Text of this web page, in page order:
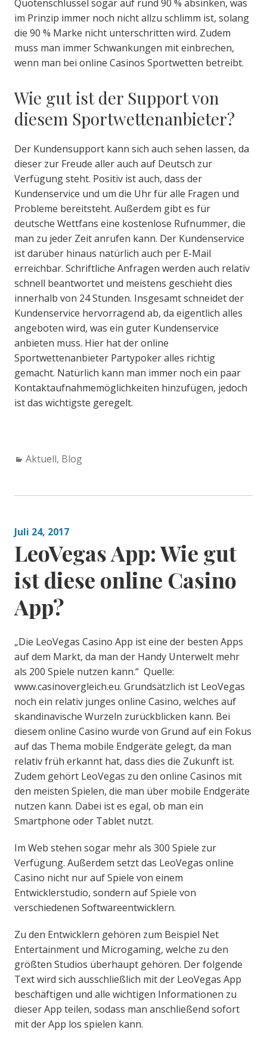
Quotenschlüssel sogar auf rund 90 % absinken, was
im Prinzip immer noch nicht allzu schlimm ist, solang
die 90 % Marke nicht unterschritten wird. Zudem
muss man immer Schwankungen mit einbrechen,
wenn man bei online Casinos Sportwetten betreibt.
Wie gut ist der Support von
diesem Sportwettenanbieter?
Der Kundensupport kann sich auch sehen lassen, da
dieser zur Freude aller auch auf Deutsch zur
Verfügung steht. Positiv ist auch, dass der
Kundenservice und um die Uhr für alle Fragen und
Probleme bereitsteht. Außerdem gibt es für
deutsche Wettfans eine kostenlose Rufnummer, die
man zu jeder Zeit anrufen kann. Der Kundenservice
ist darüber hinaus natürlich auch per E-Mail
erreichbar. Schriftliche Anfragen werden auch relativ
schnell beantwortet und meistens geschieht dies
innerhalb von 24 Stunden. Insgesamt schneidet der
Kundenservice hervorragend ab, da eigentlich alles
angeboten wird, was ein guter Kundenservice
anbieten muss. Hier hat der online
Sportwettenanbieter Partypoker alles richtig
gemacht. Natürlich kann man immer noch ein paar
Kontaktaufnahmemöglichkeiten hinzufügen, jedoch
ist das wichtigste geregelt.
Categories:
Aktuell, Blog
Juli 24, 2017
LeoVegas App: Wie gut
ist diese online Casino
App?
„Die LeoVegas Casino App ist eine der besten Apps
auf dem Markt, da man der Handy Unterwelt mehr
als 200 Spiele nutzen kann.“ Quelle:
www.casinovergleich.eu. Grundsätzlich ist LeoVegas
noch ein relativ junges online Casino, welches auf
skandinavische Wurzeln zurückblicken kann. Bei
diesem online Casino wurde von Grund auf ein Fokus
auf das Thema mobile Endgeräte gelegt, da man
relativ früh erkannt hat, dass dies die Zukunft ist.
Zudem gehört LeoVegas zu den online Casinos mit
den meisten Spielen, die man über mobile Endgeräte
nutzen kann. Dabei ist es egal, ob man ein
Smartphone oder Tablet nutzt.
Im Web stehen sogar mehr als 300 Spiele zur
Verfügung. Außerdem setzt das LeoVegas online
Casino nicht nur auf Spiele von einem
Entwicklerstudio, sondern auf Spiele von
verschiedenen Softwareentwicklern.
Zu den Entwicklern gehören zum Beispiel Net
Entertainment und Microgaming, welche zu den
größten Studios überhaupt gehören. Der folgende
Text wird sich ausschließlich mit der LeoVegas App
beschäftigen und alle wichtigen Informationen zu
dieser App teilen, sodass man anschließend sofort
mit der App los spielen kann.